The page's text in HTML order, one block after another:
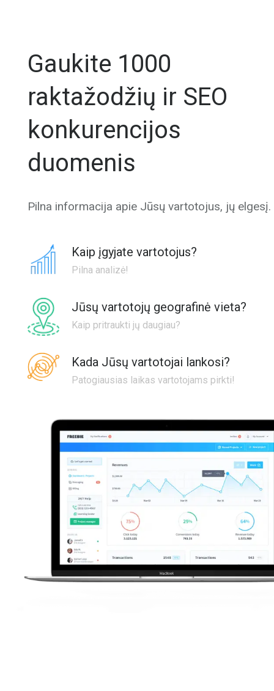
Gaukite 1000
raktažodžių ir SEO
konkurencijos
duomenis
Pilna informacija apie Jūsų vartotojus, jų elgesį.
Kaip įgyjate vartotojus?
Pilna analizė!
Jūsų vartotojų geografinė vieta?
Kaip pritraukti jų daugiau?
Kada Jūsų vartotojai lankosi?
Patogiausias laikas vartotojams pirkti!